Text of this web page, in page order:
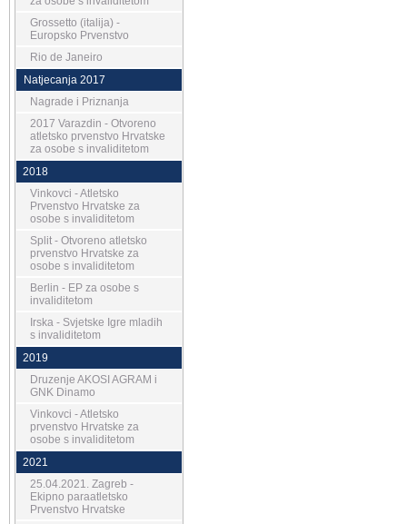
Grossetto (italija) -
Europsko Prvenstvo
Rio de Janeiro
Natjecanja 2017
Nagrade i Priznanja
2017 Varazdin - Otvoreno
atletsko prvenstvo Hrvatske
za osobe s invaliditetom
2018
Vinkovci - Atletsko
Prvenstvo Hrvatske za
osobe s invaliditetom
Split - Otvoreno atletsko
prvenstvo Hrvatske za
osobe s invaliditetom
Berlin - EP za osobe s
invaliditetom
Irska - Svjetske Igre mladih
s invaliditetom
2019
Druzenje AKOSI AGRAM i
GNK Dinamo
Vinkovci - Atletsko
prvenstvo Hrvatske za
osobe s invaliditetom
2021
25.04.2021. Zagreb -
Ekipno paraatletsko
Prvenstvo Hrvatske